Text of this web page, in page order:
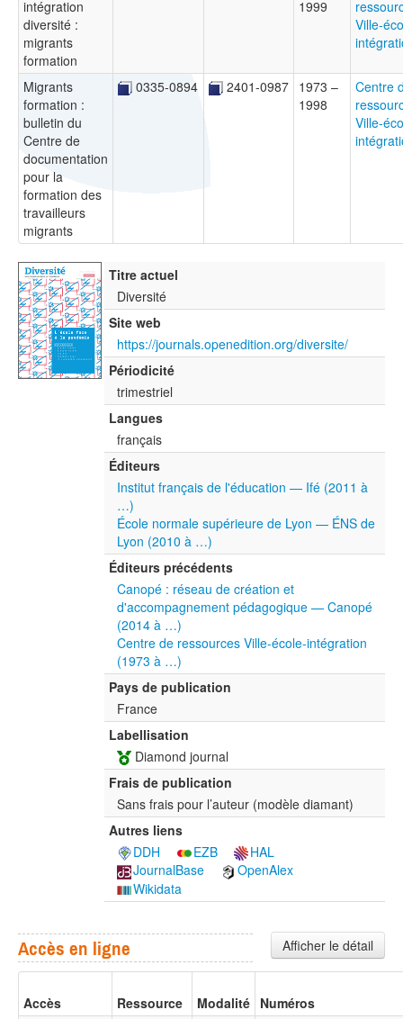
intégration
diversité :
migrants
formation
1999
Ville-
Migrants
formation :
bulletin du
Centre de
documentation
pour la
formation des
travailleurs
migrants
0335-0894 2401-0987 1973 –
1998
Centre
Ville-
Titre actuel
Diversité
Site web
https://journals.openedition.org/diversite/
Périodicité
trimestriel
Langues
français
Éditeurs
Institut français de l'éducation — Ifé (2011 à
…)
École normale supérieure de Lyon — ÉNS de
Lyon (2010 à …)
Éditeurs précédents
Canopé : réseau de création et
d'accompagnement pédagogique — Canopé
(2014 à …)
Centre de ressources Ville-école-intégration
(1973 à …)
Pays de publication
France
Labellisation
Diamond journal
Frais de publication
Sans frais pour l’auteur (modèle diamant)
Autres liens
DDH
EZB
HAL
JournalBase
OpenAlex
Wikidata
Afficher le détail
Accès en ligne
Accès Ressource Modalité Numéros